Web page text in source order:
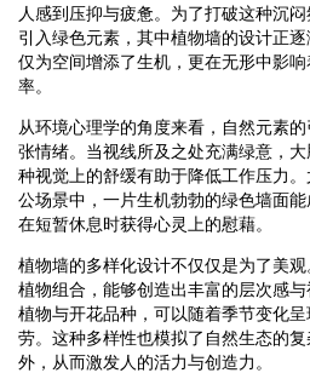
人感到压抑与疲惫。为了打破这种沉
引入绿色元素，其中植物墙的设计正
仅为空间增添了生机，更在无形中影
率。
从环境心理学的角度来看，自然元素
张情绪。当视线所及之处充满绿意，
种视觉上的舒缓有助于降低工作压力
公场景中，一片生机勃勃的绿色墙面
在短暂休息时获得心灵上的慰藉。
植物墙的多样化设计不仅仅是为了美
植物组合，能够创造出丰富的层次感
植物与开花品种，可以随着季节变化
劳。这种多样性也模拟了自然生态的
外，从而激发人的活力与创造力。